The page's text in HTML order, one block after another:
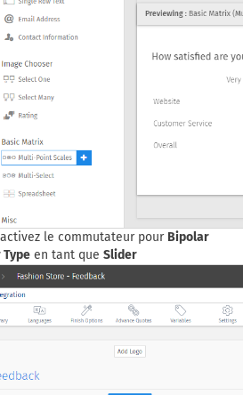
le commutateur pour Bipolar
Type en tant que Slider